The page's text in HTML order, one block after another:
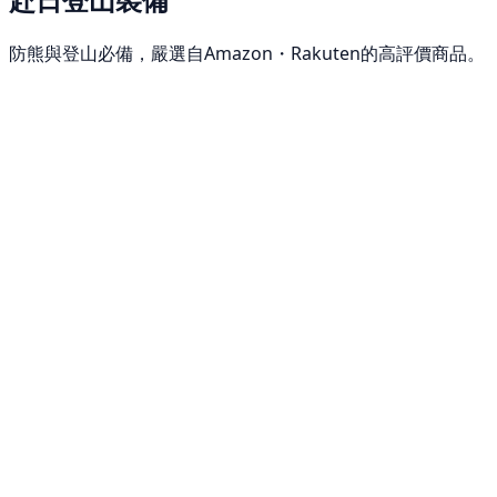
防熊與登山必備，嚴選自Amazon・Rakuten的高評價商品。